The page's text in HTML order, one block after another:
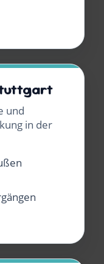
und
in der